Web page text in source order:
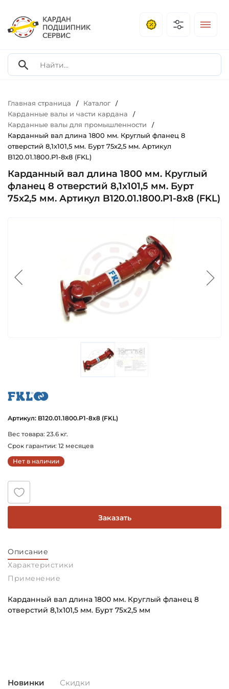
Главная страница / Каталог /
Карданные валы и части кардана /
Карданные валы для промышленности /
Карданный вал длина 1800 мм. Круглый фланец 8
отверстий 8,1x101,5 мм. Бурт 75х2,5 мм. Артикул
B120.01.1800.P1-8x8 (FKL)
Карданный вал длина 1800 мм. Круглый
фланец 8 отверстий 8,1x101,5 мм. Бурт
75х2,5 мм. Артикул B120.01.1800.P1-8x8 (FKL)
Артикул: B120.01.1800.P1-8x8 (FKL)
Вес товара: 23.6 кг.
Срок гарантии: 12 месяцев
Нет в наличии
Заказать
Описание
Характеристики
Применение
Карданный вал длина 1800 мм. Круглый фланец 8
отверстий 8,1x101,5 мм. Бурт 75х2,5 мм
101,5 мм
Новинки Скидки